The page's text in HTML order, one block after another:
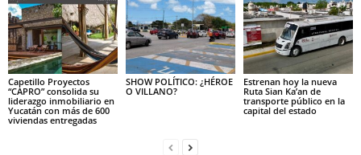
Capetillo Proyectos
“CAPRO” consolida su
liderazgo inmobiliario en
Yucatán con más de 600
viviendas entregadas
SHOW POLÍTICO: ¿HÉROE
O VILLANO?
Estrenan hoy la nueva
Ruta Sian Ka’an de
transporte público en la
capital del estado